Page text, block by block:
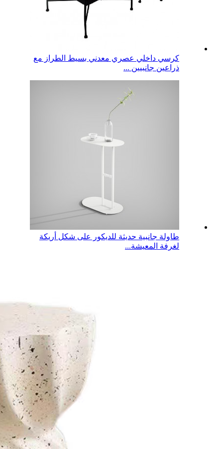
كرسي داخلي عصري معدني بسيط الطراز مع
ذراعين جانبيين ...
طاولة جانبية حديثة للديكور على شكل أريكة
لغرفة المعيشة...